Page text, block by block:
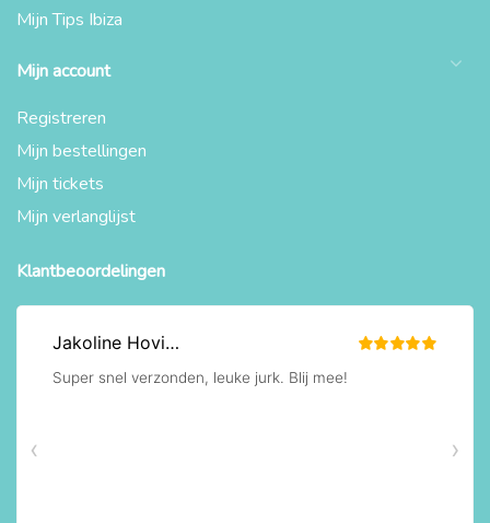
Mijn Tips Ibiza
Mijn account
Registreren
Mijn bestellingen
Mijn tickets
Mijn verlanglijst
Klantbeoordelingen